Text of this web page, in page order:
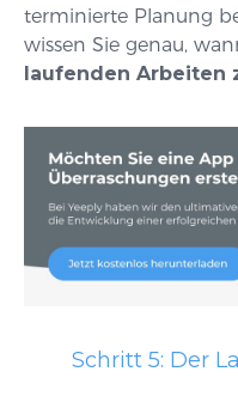
terminierte Planung
wissen Sie genau,
laufenden Arbeiten
Schritt 5: Der